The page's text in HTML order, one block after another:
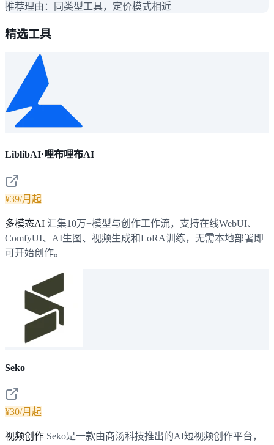
推荐理由： 同类型工具，定价模式相近
精选工具
LiblibAI·哩布哩布AI
¥39/月起
多模态AI 汇集10万+模型与创作工作流，支持在线WebUI、
ComfyUI、AI生图、视频生成和LoRA训练，无需本地部署即
可开始创作。
Seko
¥30/月起
视频创作 Seko是一款由商汤科技推出的AI短视频创作平台，